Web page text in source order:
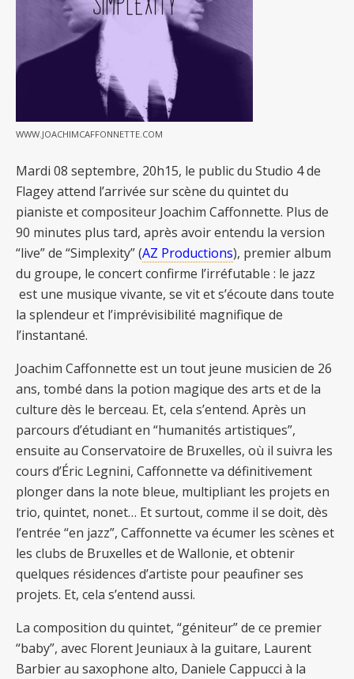
WWW.JOACHIMCAFFONNETTE.COM
Mardi 08 septembre, 20h15, le public du Studio 4 de
Flagey attend l’arrivée sur scène du quintet du
pianiste et compositeur Joachim Caffonnette. Plus de
90 minutes plus tard, après avoir entendu la version
“live” de “Simplexity” (AZ Productions), premier album
du groupe, le concert confirme l’irréfutable : le jazz
est une musique vivante, se vit et s’écoute dans toute
la splendeur et l’imprévisibilité magnifique de
l’instantané.
Joachim Caffonnette est un tout jeune musicien de 26
ans, tombé dans la potion magique des arts et de la
culture dès le berceau. Et, cela s’entend. Après un
parcours d’étudiant en “humanités artistiques”,
ensuite au Conservatoire de Bruxelles, où il suivra les
cours d’Éric Legnini, Caffonnette va définitivement
plonger dans la note bleue, multipliant les projets en
trio, quintet, nonet… Et surtout, comme il se doit, dès
l’entrée “en jazz”, Caffonnette va écumer les scènes et
les clubs de Bruxelles et de Wallonie, et obtenir
quelques résidences d’artiste pour peaufiner ses
projets. Et, cela s’entend aussi.
La composition du quintet, “géniteur” de ce premier
“baby”, avec Florent Jeuniaux à la guitare, Laurent
Barbier au saxophone alto, Daniele Cappucci à la